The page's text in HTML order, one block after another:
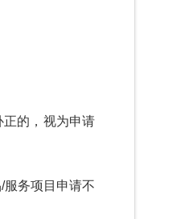
的，视为申请
/服务项目申请不